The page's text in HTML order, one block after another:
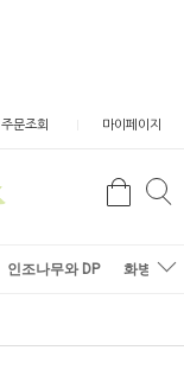
주문조회 마이페이지
검
인조나무와 DP 화병/화